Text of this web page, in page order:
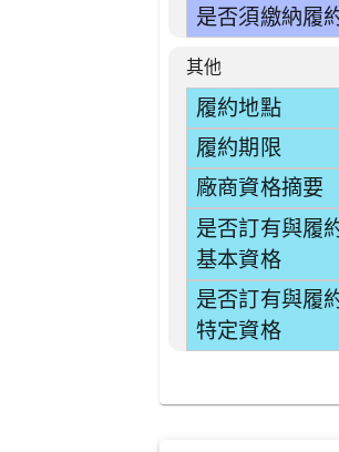
是否須繳納履
其他
履約地點
履約期限
廠商資格摘要
是否訂有與履
基本資格
是否訂有與履
特定資格